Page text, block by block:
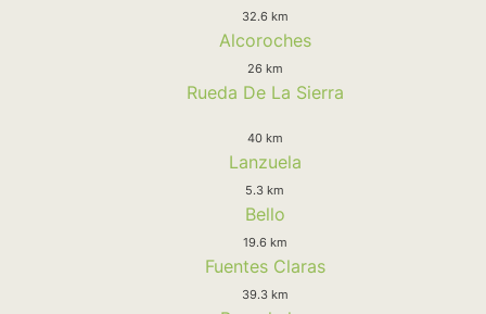
32.6 km
Alcoroches
26 km
Rueda De La Sierra
40 km
Lanzuela
5.3 km
Bello
19.6 km
Fuentes Claras
39.3 km